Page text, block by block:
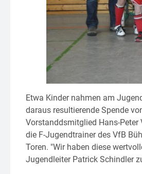
Etwa Kinder nahmen am
daraus resultierende Spende
Vorstanddsmitglied Hans-
die F-Jugendtrainer des VfB
Toren. "Wir haben diese
Jugendleiter Patrick Schindler